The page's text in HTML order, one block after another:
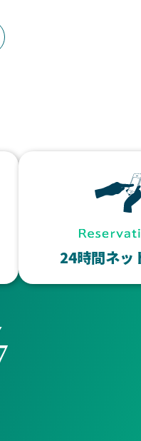
24時間ネッ